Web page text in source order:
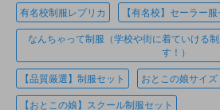
有名校制服レプリカ 【有名校】セーラー服
なんちゃって制服（学校や街に着ていける
す！）
【品質厳選】制服セット おとこの娘サイズ
【おとこの娘】スクール制服セット